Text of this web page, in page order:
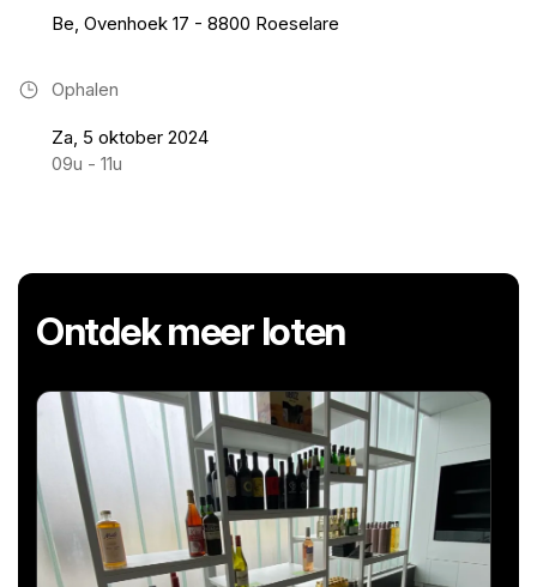
Be, Ovenhoek 17 - 8800 Roeselare
Ophalen
Za, 5 oktober 2024
09u - 11u
Ontdek meer loten